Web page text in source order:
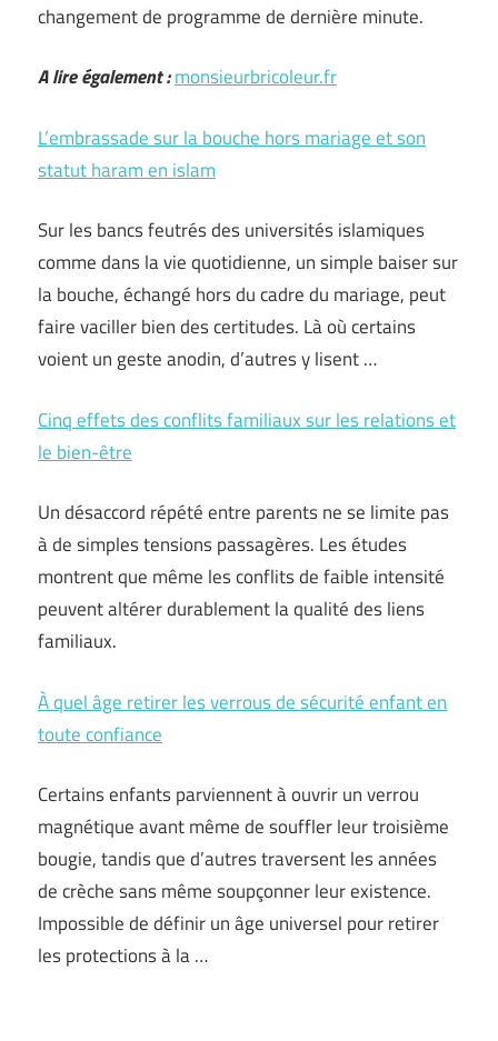
changement de programme de dernière minute.
A lire également :monsieurbricoleur.fr
L’embrassade sur la bouche hors mariage et son
statut haram en islam
Sur les bancs feutrés des universités islamiques
comme dans la vie quotidienne, un simple baiser sur
la bouche, échangé hors du cadre du mariage, peut
faire vaciller bien des certitudes. Là où certains
voient un geste anodin, d’autres y lisent …
Cinq effets des conflits familiaux sur les relations et
le bien-être
Un désaccord répété entre parents ne se limite pas
à de simples tensions passagères. Les études
montrent que même les conflits de faible intensité
peuvent altérer durablement la qualité des liens
familiaux.
À quel âge retirer les verrous de sécurité enfant en
toute confiance
Certains enfants parviennent à ouvrir un verrou
magnétique avant même de souffler leur troisième
bougie, tandis que d’autres traversent les années
de crèche sans même soupçonner leur existence.
Impossible de définir un âge universel pour retirer
les protections à la …